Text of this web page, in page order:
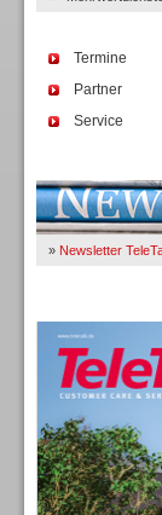
Termine
Partner
Service
» Newsletter